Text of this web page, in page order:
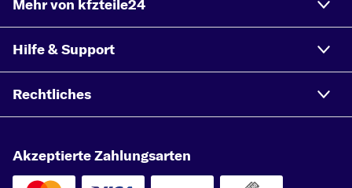
Mehr von kfzteile24
Hilfe & Support
Rechtliches
Akzeptierte Zahlungsarten